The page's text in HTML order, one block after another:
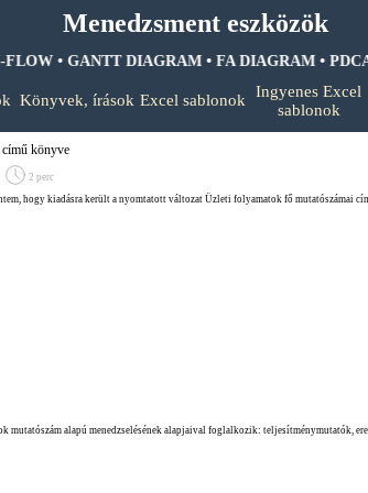
Menedzsment eszközök
• GANTT DIAGRAM • FA DIAGRAM • PDCA •
Könyvek, írások ▼
Excel sablonok ▼
Ingyenes Excel
sablonok
című könyve
2 perc
hogy kiadásra került a nyomtatott változat Üzleti folyamatok fő mutatószámai
mutatószám alapú menedzselésének alapjaival foglalkozik: teljesítménymutatók,